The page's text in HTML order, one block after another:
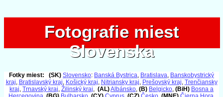
Fotografie miest
Slovenska
Fotografie miest
Slovenska
Fotky miest: (SK) Slovensko: Banská Bystrica, Bratislava, Banskobystrický
kraj, Bratislavský kraj, Košický kraj, Nitriansky kraj, Prešovský kraj, Trenčiansky
kraj, Trnavský kraj, Žilinský kraj, (AL)Albánsko, (B) Belgicko, (BiH) Bosna a